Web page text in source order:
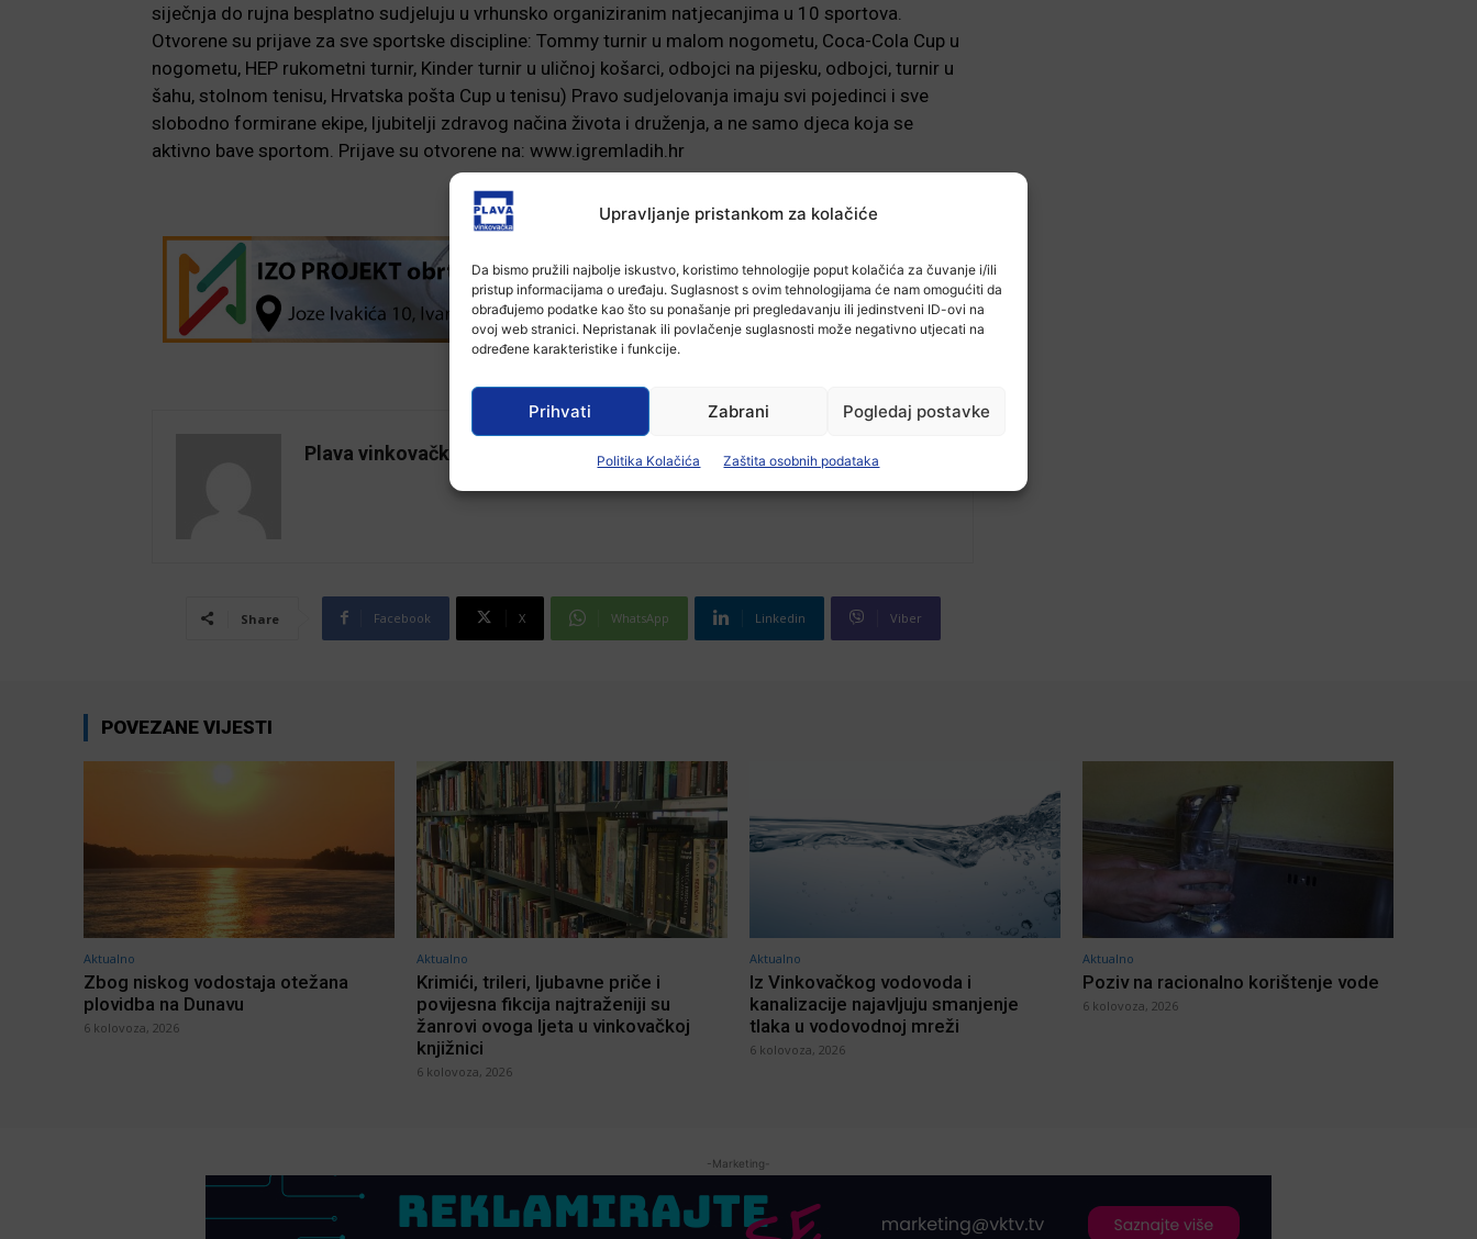
Upravljanje pristankom za kolačiće
Da bismo pružili najbolje iskustvo, koristimo tehnologije poput kolačića za čuvanje i/ili
pristup informacijama o uređaju. Suglasnost s ovim tehnologijama će nam omogućiti da
obrađujemo podatke kao što su ponašanje pri pregledavanju ili jedinstveni ID-ovi na
ovoj web stranici. Nepristanak ili povlačenje suglasnosti može negativno utjecati na
određene karakteristike i funkcije.
Prihvati Zabrani Pogledaj postavke
Politika Kolačića Zaštita osobnih podataka
siječnja do rujna besplatno sudjeluju u vrhunsko organiziranim natjecanjima u 10 sportova.
Otvorene su prijave za sve sportske discipline: Tommy turnir u malom nogometu, Coca-Cola Cup u
nogometu, HEP rukometni turnir, Kinder turnir u uličnoj košarci, odbojci na pijesku, odbojci, turnir u
šahu, stolnom tenisu, Hrvatska pošta Cup u tenisu) Pravo sudjelovanja imaju svi pojedinci i sve
slobodno formirane ekipe, ljubitelji zdravog načina života i druženja, a ne samo djeca koja se
aktivno bave sportom. Prijave su otvorene na: www.igremladih.hr
Plava vinkovačka
Share Facebook X WhatsApp Linkedin Viber
POVEZANE VIJESTI
Aktualno
Zbog niskog vodostaja otežana
plovidba na Dunavu
6 kolovoza, 2026
Aktualno
Krimići, trileri, ljubavne priče i
povijesna fikcija najtraženiji su
žanrovi ovoga ljeta u vinkovačkoj
knjižnici
6 kolovoza, 2026
Aktualno
Iz Vinkovačkog vodovoda i
kanalizacije najavljuju smanjenje
tlaka u vodovodnoj mreži
6 kolovoza, 2026
Aktualno
Poziv na racionalno korištenje vode
6 kolovoza, 2026
-Marketing-